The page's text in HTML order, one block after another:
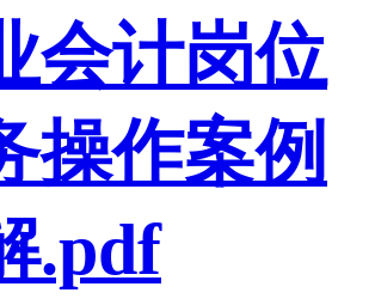
会计岗位
操作案例
.pdf